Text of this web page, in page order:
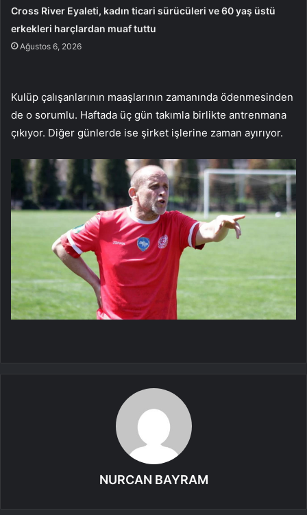
Cross River Eyaleti, kadın ticari sürücüleri ve 60 yaş üstü
erkekleri harçlardan muaf tuttu
Ağustos 6, 2026
Kulüp çalışanlarının maaşlarının zamanında ödenmesinden
de o sorumlu. Haftada üç gün takımla birlikte antrenmana
çıkıyor. Diğer günlerde ise şirket işlerine zaman ayırıyor.
NURCAN BAYRAM